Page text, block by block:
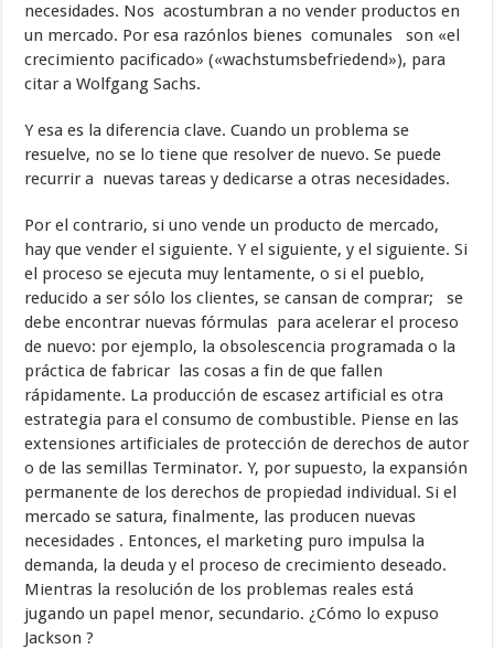
necesidades. Nos acostumbran a no vender productos en
un mercado. Por esa razónlos bienes comunales son «el
crecimiento pacificado» («wachstumsbefriedend»), para
citar a Wolfgang Sachs.
Y esa es la diferencia clave. Cuando un problema se
resuelve, no se lo tiene que resolver de nuevo. Se puede
recurrir a nuevas tareas y dedicarse a otras necesidades.
Por el contrario, si uno vende un producto de mercado,
hay que vender el siguiente. Y el siguiente, y el siguiente. Si
el proceso se ejecuta muy lentamente, o si el pueblo,
reducido a ser sólo los clientes, se cansan de comprar; se
debe encontrar nuevas fórmulas para acelerar el proceso
de nuevo: por ejemplo, la obsolescencia programada o la
práctica de fabricar las cosas a fin de que fallen
rápidamente. La producción de escasez artificial es otra
estrategia para el consumo de combustible. Piense en las
extensiones artificiales de protección de derechos de autor
o de las semillas Terminator. Y, por supuesto, la expansión
permanente de los derechos de propiedad individual. Si el
mercado se satura, finalmente, las producen nuevas
necesidades . Entonces, el marketing puro impulsa la
demanda, la deuda y el proceso de crecimiento deseado.
Mientras la resolución de los problemas reales está
jugando un papel menor, secundario. ¿Cómo lo expuso
Jackson ?